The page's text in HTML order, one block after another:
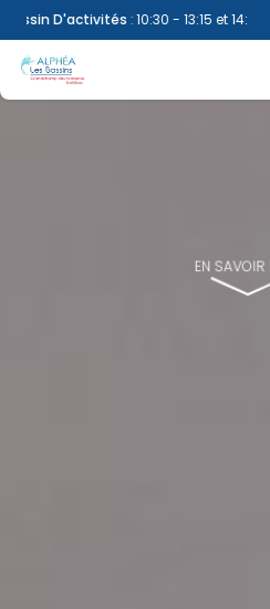
:10:30 - 13:15 et 14:30 - 18:00
EN SAVOIR